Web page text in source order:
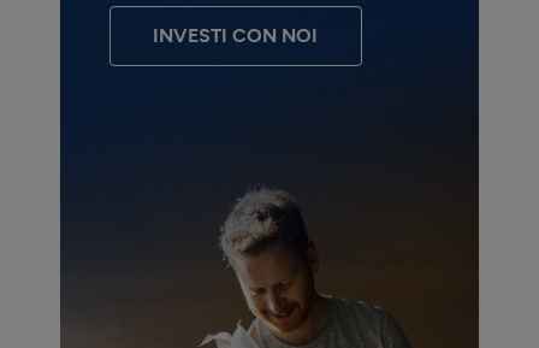
INVESTI CON NOI